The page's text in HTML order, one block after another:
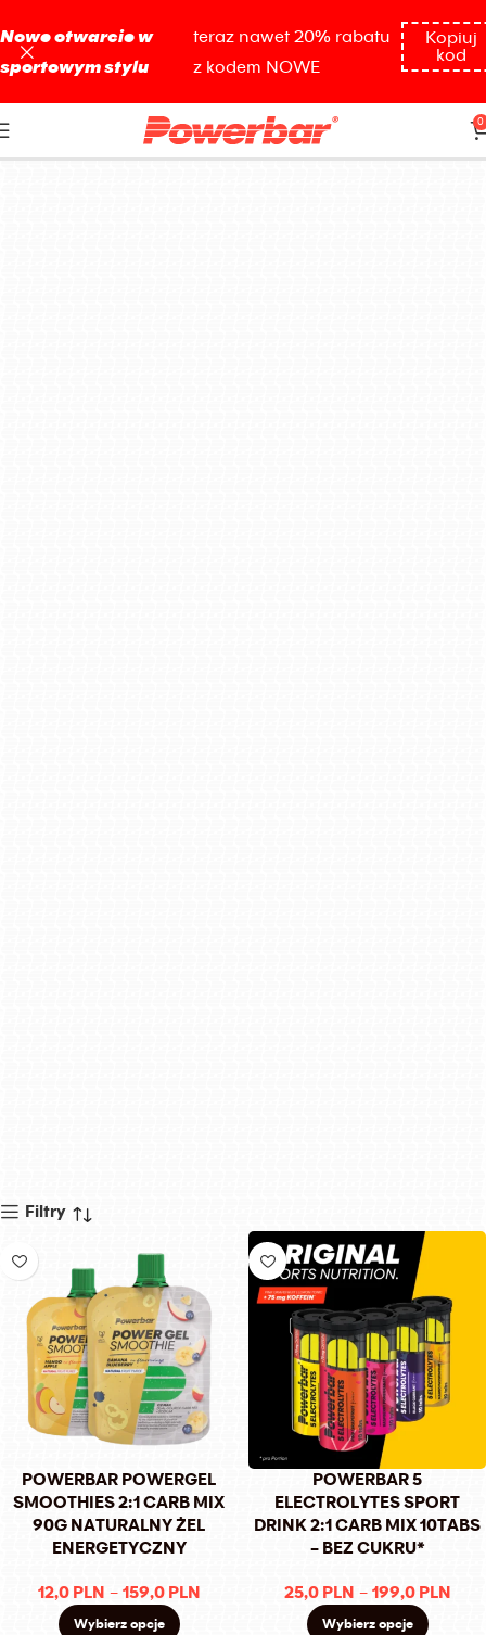
0
podczas treningu
Filtry
POWERBAR POWERGEL
SMOOTHIES 2:1 CARB MIX
90G NATURALNY ŻEL
ENERGETYCZNY
12,0 PLN – 159,0 PLN
Wybierz opcje
POWERBAR 5
ELECTROLYTES SPORT
DRINK 2:1 CARB MIX 10TABS
– BEZ CUKRU*
25,0 PLN – 199,0 PLN
Wybierz opcje
Nowe otwarcie w
sportowym stylu
teraz nawet 20% rabatu
z kodem NOWE
Kopiuj
kod